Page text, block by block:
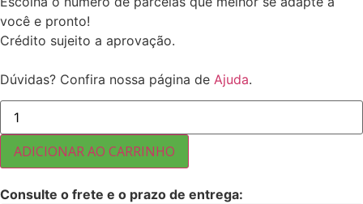
você e pronto!
Crédito sujeito a aprovação.
Dúvidas? Confira nossa página de Ajuda.
AÇAÍ
EM
PÓ
KG
quantidade
ADICIONAR AO CARRINHO
Consulte o frete e o prazo de entrega: